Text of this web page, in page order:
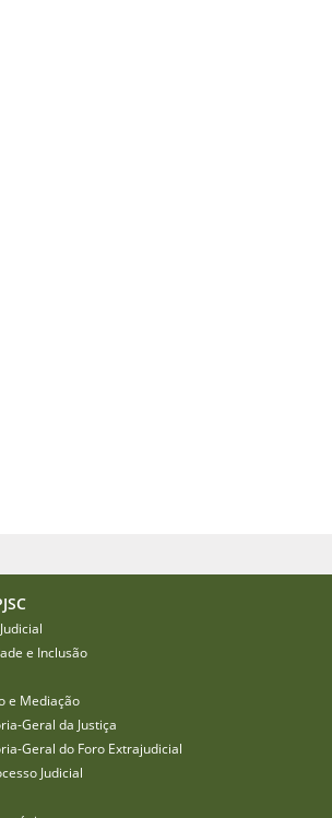
e Inclusão
e Mediação
Geral da Justiça
Geral do Foro Extrajudicial
Judicial